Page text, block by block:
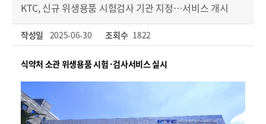
KTC, 신규 위생용품 시험검사 기관 지정…서비스 개시
작성일 2025-06-30 조회수 1822
식약처 소관 위생용품 시험·검사서비스 실시